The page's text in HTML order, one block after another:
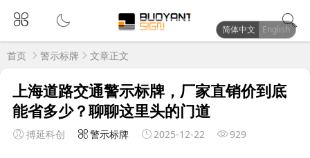
首页 警示标牌 文章正文
上海道路交通警示标牌，厂家直销价到底
能省多少？聊聊这里头的门道
搏延科创 警示标牌 2025-12-22 929
简体中文 English